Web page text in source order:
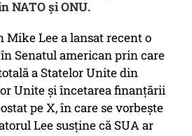
NATO și ONU.
Mike Lee a lansat recent o
Senatul american prin care
a Statelor Unite din
Unite și încetarea finanțării
pe X, în care se vorbește
Lee susține că SUA ar